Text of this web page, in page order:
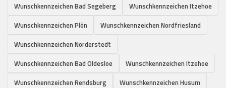
Wunschkennzeichen Bad Segeberg
Wunschkennzeichen Itzehoe
Wunschkennzeichen Plön
Wunschkennzeichen Nordfriesland
Wunschkennzeichen Norderstedt
Wunschkennzeichen Bad Oldesloe
Wunschkennzeichen Itzehoe
Wunschkennzeichen Rendsburg
Wunschkennzeichen Husum